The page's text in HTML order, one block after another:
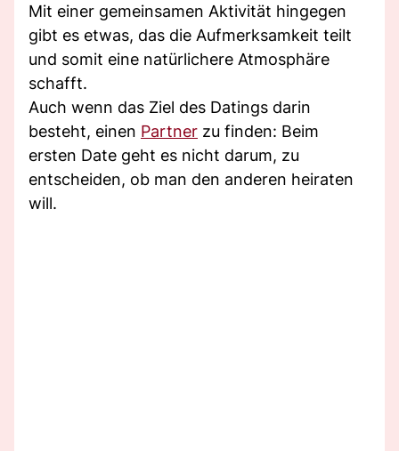
Mit einer gemeinsamen Aktivität hingegen
gibt es etwas, das die Aufmerksamkeit teilt
und somit eine natürlichere Atmosphäre
schafft.
Auch wenn das Ziel des Datings darin
besteht, einen Partner zu finden: Beim
ersten Date geht es nicht darum, zu
entscheiden, ob man den anderen heiraten
will.